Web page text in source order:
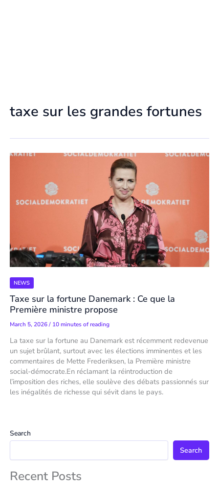
taxe sur les grandes fortunes
NEWS
Taxe sur la fortune Danemark : Ce que la
Première ministre propose
March 5, 2026/ 10 minutes of reading
La taxe sur la fortune au Danemark est récemment redevenue
un sujet brûlant, surtout avec les élections imminentes et les
commentaires de Mette Frederiksen, la Première ministre
social-démocrate.En réclamant la réintroduction de
l’imposition des riches, elle soulève des débats passionnés sur
les inégalités de richesse qui sévit dans le pays.
Search
Search
Recent Posts